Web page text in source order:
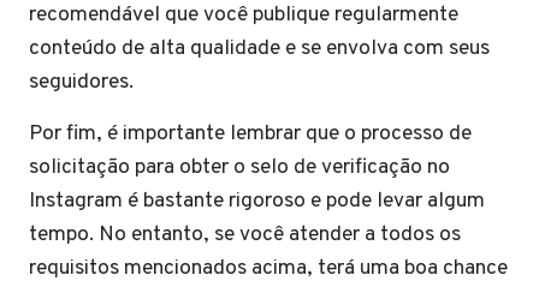
recomendável que você publique regularmente
conteúdo de alta qualidade e se envolva com seus
seguidores.
Por fim, é importante lembrar que o processo de
solicitação para obter o selo de verificação no
Instagram é bastante rigoroso e pode levar algum
tempo. No entanto, se você atender a todos os
requisitos mencionados acima, terá uma boa chance